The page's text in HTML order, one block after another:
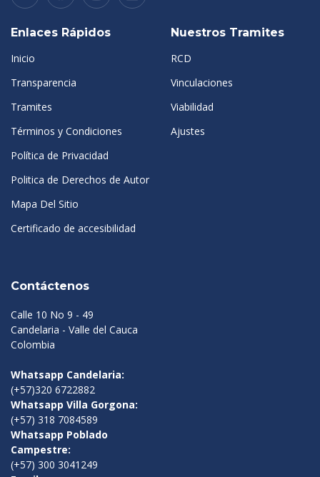
Enlaces Rápidos
Inicio
Transparencia
Tramites
Términos y Condiciones
Política de Privacidad
Politica de Derechos de Autor
Mapa Del Sitio
Certificado de accesibilidad
Nuestros Tramites
RCD
Vinculaciones
Viabilidad
Ajustes
Contáctenos
Calle 10 No 9 - 49
Candelaria - Valle del Cauca
Colombia
Whatsapp Candelaria:
(+57)320 6722882
Whatsapp Villa Gorgona:
(+57) 318 7084589
Whatsapp Poblado
Campestre:
(+57) 300 3041249